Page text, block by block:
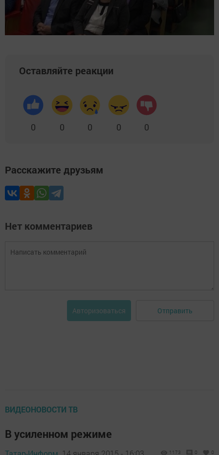
Оставляйте реакции
0 0 0 0 0
Расскажите друзьям
Нет комментариев
Авторизоваться Отправить
ВИДЕОНОВОСТИ ТВ
В усиленном режиме
1173 0 0